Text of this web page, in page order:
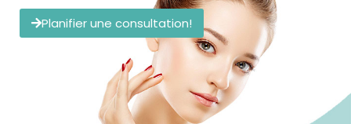
Planifier une consultation!